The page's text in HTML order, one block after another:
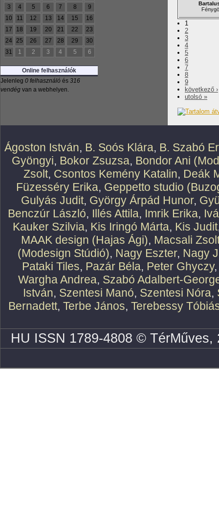
3
4 5 6 7 8
9
10
11 12 13 14 15
16
17
18 19 20 21 22
23
24
25 26 27 28 29
30
31
1 2 3 4 5 6
Online felhasználók
Jelenleg 0 felhasználó és 316
vendég van a webhelyen.
1
2
3
4
5
6
7
8
9
következő ›
utolsó »
Ágoston István, B. Soós Klára, B. Szabó
Gyöngyi, Bokor Zsuzsa, Bondor Ani
Zsolt, Csontos Kemény Katalin, Deák
Füzesséry Erika, Geppetto studio
Gulyás Judit, György Árpád Hunor,
Benczúr László, Illés Attila, Imrik Erika,
Kauker Szilvia, Kis Iringó Márta, Kis Judit
MAAK design (Hajas Ági), Macsali
(Modesign Stúdió), Nagy Eszter, Nagy
Pataki Tiles, Pazár Béla, Peter Ghyczy
Wargha Andrea, Szabó Adalbert-
István, Szentesi Manó, Szentesi Nóra,
Bernadett, Terbe János, Terebessy
HU ISSN 1789-4808 ©